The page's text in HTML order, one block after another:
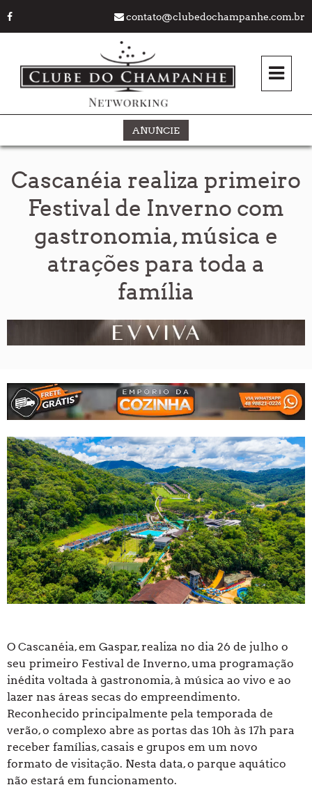
contato@clubedochampanhe.com.br
ANUNCIE
Cascanéia realiza primeiro
Festival de Inverno com
gastronomia, música e
atrações para toda a
família
O Cascanéia, em Gaspar, realiza no dia 26 de julho o
seu primeiro Festival de Inverno, uma programação
inédita voltada à gastronomia, à música ao vivo e ao
lazer nas áreas secas do empreendimento.
Reconhecido principalmente pela temporada de
verão, o complexo abre as portas das 10h às 17h para
receber famílias, casais e grupos em um novo
formato de visitação. Nesta data, o parque aquático
não estará em funcionamento.